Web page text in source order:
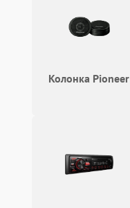
защиты от перегрузок
Колонка Pioneer